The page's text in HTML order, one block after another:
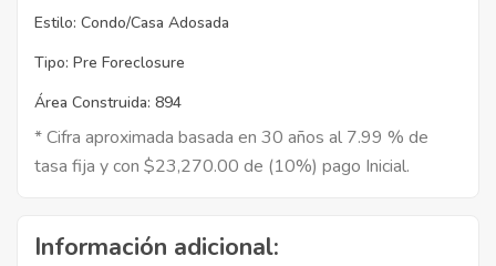
Estilo: Condo/Casa Adosada
Tipo: Pre Foreclosure
Área Construida: 894
* Cifra aproximada basada en 30 años al 7.99 % de
tasa fija y con $23,270.00 de (10%) pago Inicial.
Información adicional: